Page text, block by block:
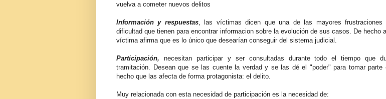
vuelva a cometer nuevos delitos
Información y respuestas, las víctimas dicen que una de las mayores frustraciones
dificultad que tienen para encontrar informacion sobre la evolución de sus casos. De hecho
víctima afirma que es lo único que desearían conseguir del sistema judicial.
Participación, necesitan participar y ser consultadas durante todo el tiempo que
tramitación. Desean que se las cuente la verdad y se las dé el "poder" para tomar parte
hecho que las afecta de forma protagonista: el delito.
Muy relacionada con esta necesidad de participación es la necesidad de: